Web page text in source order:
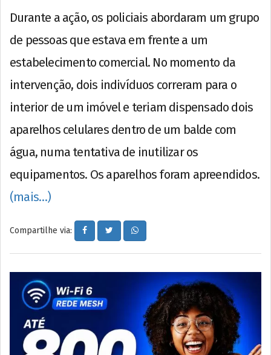
Durante a ação, os policiais abordaram um grupo
de pessoas que estava em frente a um
estabelecimento comercial. No momento da
intervenção, dois indivíduos correram para o
interior de um imóvel e teriam dispensado dois
aparelhos celulares dentro de um balde com
água, numa tentativa de inutilizar os
equipamentos. Os aparelhos foram apreendidos.
(mais…)
Compartilhe via: